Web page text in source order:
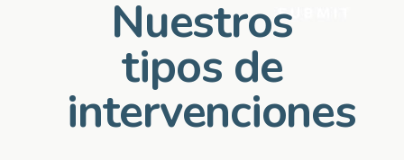
Nuestros
tipos de
intervenciones